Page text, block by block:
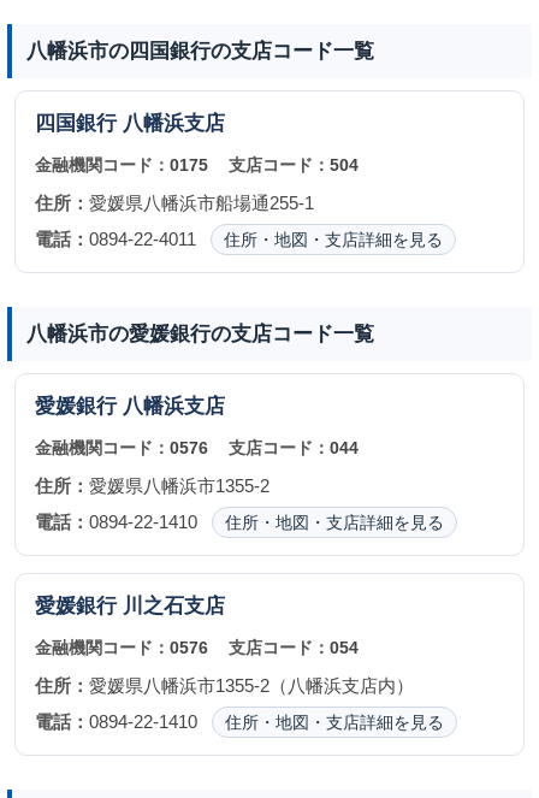
八幡浜市の四国銀行の支店コード一覧
四国銀行 八幡浜支店
金融機関コード： 0175 支店コード：504
住所： 愛媛県八幡浜市船場通255-1
電話： 0894-22-4011 住所・地図・支店詳細を見る
八幡浜市の愛媛銀行の支店コード一覧
愛媛銀行 八幡浜支店
金融機関コード： 0576 支店コード：044
住所： 愛媛県八幡浜市1355-2
電話： 0894-22-1410 住所・地図・支店詳細を見る
愛媛銀行 川之石支店
金融機関コード： 0576 支店コード：054
住所： 愛媛県八幡浜市1355-2（八幡浜支店内）
電話： 0894-22-1410 住所・地図・支店詳細を見る